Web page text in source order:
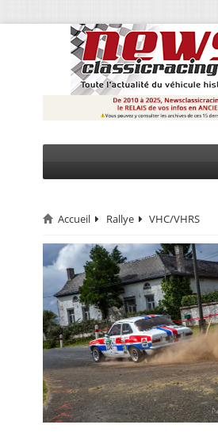
CIRCUIT
RALLYE
MONTAGNE
EVÈNEMENTS
CALENDRIER
FOCUS
Accueil Rallye VHC/VHRS